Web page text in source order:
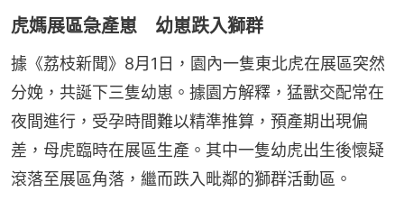
虎媽展區急產崽 幼崽跌入獅群
據《荔枝新聞》8月1日，園內一隻東北虎在展區突然
分娩，共誕下三隻幼崽。據園方解釋，猛獸交配常在
夜間進行，受孕時間難以精準推算，預產期出現偏
差，母虎臨時在展區生產。其中一隻幼虎出生後懷疑
滾落至展區角落，繼而跌入毗鄰的獅群活動區。